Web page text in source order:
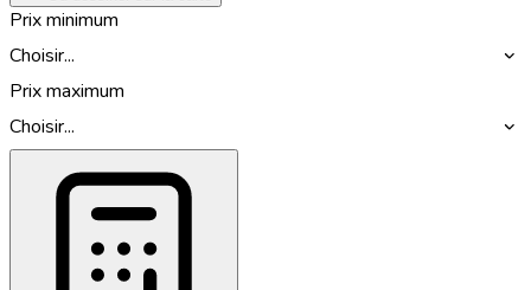
Prix minimum
Choisir...
Prix maximum
Choisir...